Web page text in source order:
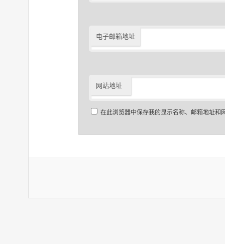
电子邮箱地址
网站地址
在此浏览器中保存我的显示名称、邮箱地址和